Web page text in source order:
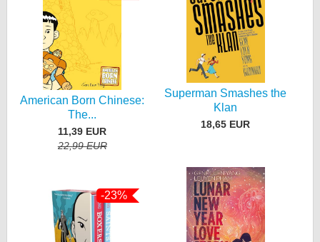
American Born Chinese:
The...
11,39 EUR
22,99 EUR
Superman Smashes the
Klan
18,65 EUR
-23%